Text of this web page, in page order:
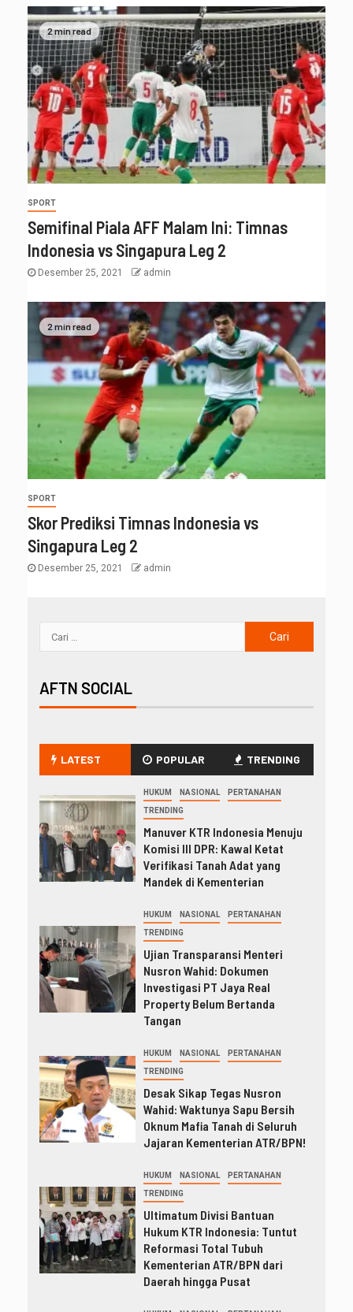
2 min read
SPORT
Semifinal Piala AFF Malam Ini: Timnas
Indonesia vs Singapura Leg 2
Desember 25, 2021 admin
2 min read
SPORT
Skor Prediksi Timnas Indonesia vs
Singapura Leg 2
Desember 25, 2021 admin
AFTN SOCIAL
LATEST POPULAR TRENDING
HUKUM NASIONAL PERTANAHAN
TRENDING
Manuver KTR Indonesia Menuju
Komisi III DPR: Kawal Ketat
Verifikasi Tanah Adat yang
Mandek di Kementerian
HUKUM NASIONAL PERTANAHAN
TRENDING
Ujian Transparansi Menteri
Nusron Wahid: Dokumen
Investigasi PT Jaya Real
Property Belum Bertanda
Tangan
HUKUM NASIONAL PERTANAHAN
TRENDING
Desak Sikap Tegas Nusron
Wahid: Waktunya Sapu Bersih
Oknum Mafia Tanah di Seluruh
Jajaran Kementerian ATR/BPN!
HUKUM NASIONAL PERTANAHAN
TRENDING
Ultimatum Divisi Bantuan
Hukum KTR Indonesia: Tuntut
Reformasi Total Tubuh
Kementerian ATR/BPN dari
Daerah hingga Pusat